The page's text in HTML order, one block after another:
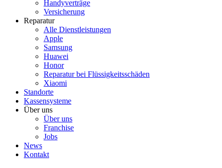
Handyverträge
Versicherung
Reparatur
Alle Dienstleistungen
Apple
Samsung
Huawei
Honor
Reparatur bei Flüssigkeitsschäden
Xiaomi
Standorte
Kassensysteme
Über uns
Über uns
Franchise
Jobs
News
Kontakt